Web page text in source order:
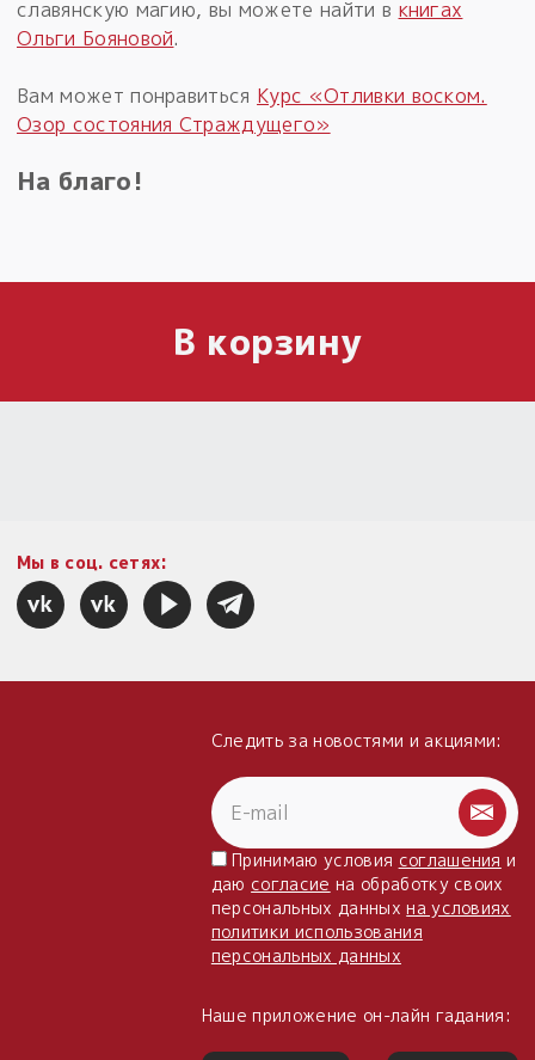
славянскую магию, вы можете найти в книгах
Ольги Бояновой.
Вам может понравиться Курс «Отливки воском.
Озор состояния Страждущего»
На благо!
В корзину
Мы в соц. сетях:
Следить за новостями и акциями:
Принимаю условия соглашения и
даю согласие на обработку своих
персональных данныхна условиях
политики использования
персональных данных
Наше приложение он-лайн гадания: